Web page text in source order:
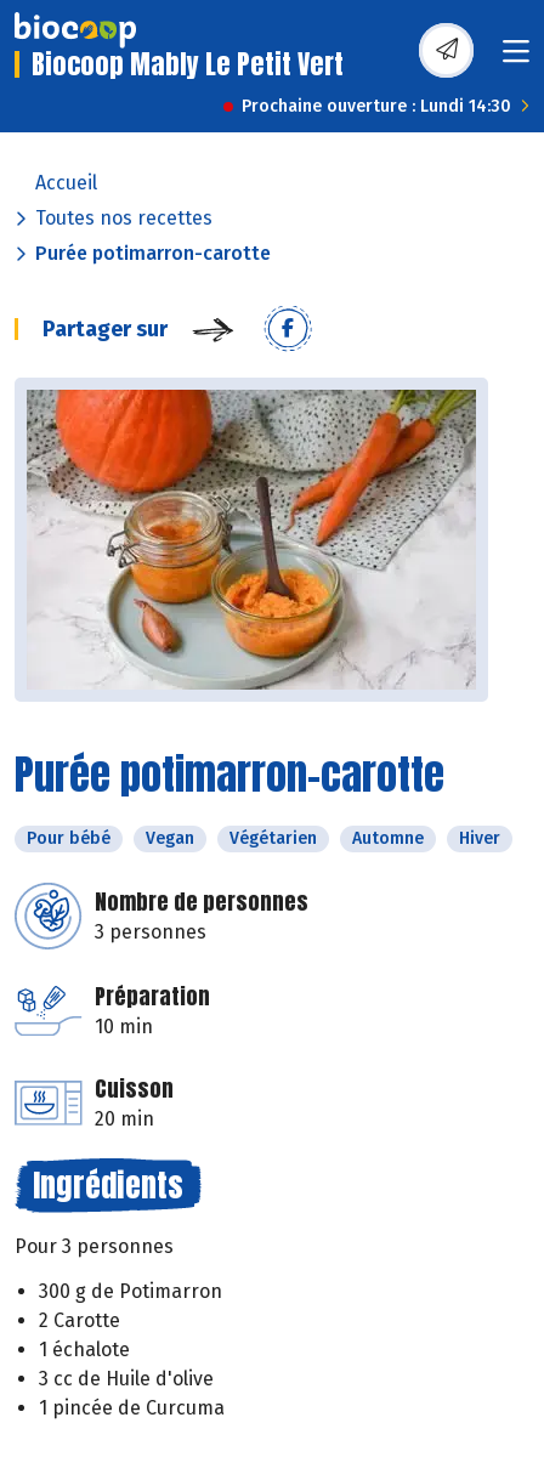
Biocoop Mably Le Petit Vert
Prochaine ouverture : Lundi 14:30
Accueil
Toutes nos recettes
Purée potimarron-carotte
Partager sur
Purée potimarron-carotte
Pour bébé Vegan Végétarien Automne Hiver
Nombre de personnes
3 personnes
Préparation
10 min
Cuisson
20 min
Ingrédients
Pour 3 personnes
300 g de Potimarron
2 Carotte
1 échalote
3 cc de Huile d'olive
1 pincée de Curcuma